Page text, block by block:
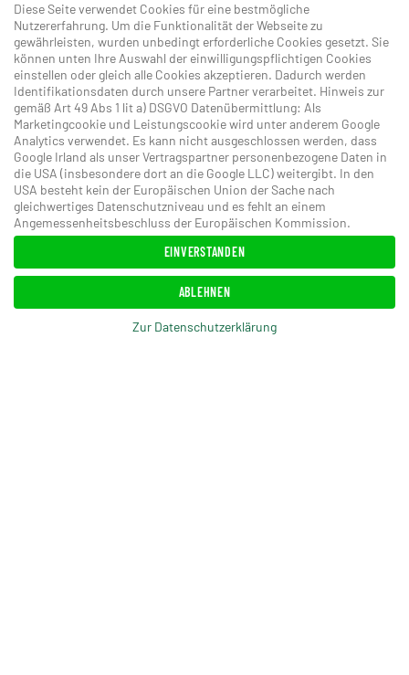
ANSEHEN
Diese Seite verwendet Cookies für eine bestmögliche
Nutzererfahrung. Um die Funktionalität der Webseite zu
gewährleisten, wurden unbedingt erforderliche Cookies gesetzt. Sie
können unten Ihre Auswahl der einwilligungspflichtigen Cookies
einstellen oder gleich alle Cookies akzeptieren. Dadurch werden
Identifikationsdaten durch unsere Partner verarbeitet. Hinweis zur
gemäß Art 49 Abs 1 lit a) DSGVO Datenübermittlung: Als
Marketingcookie und Leistungscookie wird unter anderem Google
Analytics verwendet. Es kann nicht ausgeschlossen werden, dass
Google Irland als unser Vertragspartner personenbezogene Daten in
die USA (insbesondere dort an die Google LLC) weitergibt. In den
USA besteht kein der Europäischen Union der Sache nach
gleichwertiges Datenschutzniveau und es fehlt an einem
Angemessenheitsbeschluss der Europäischen Kommission.
EINVERSTANDEN
ABLEHNEN
Zur Datenschutzerklärung